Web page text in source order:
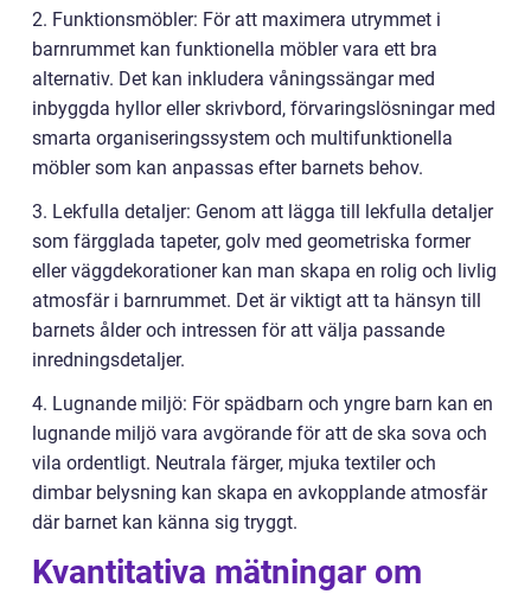
2. Funktionsmöbler: För att maximera utrymmet i
barnrummet kan funktionella möbler vara ett bra
alternativ. Det kan inkludera våningssängar med
inbyggda hyllor eller skrivbord, förvaringslösningar med
smarta organiseringssystem och multifunktionella
möbler som kan anpassas efter barnets behov.
3. Lekfulla detaljer: Genom att lägga till lekfulla detaljer
som färgglada tapeter, golv med geometriska former
eller väggdekorationer kan man skapa en rolig och livlig
atmosfär i barnrummet. Det är viktigt att ta hänsyn till
barnets ålder och intressen för att välja passande
inredningsdetaljer.
4. Lugnande miljö: För spädbarn och yngre barn kan en
lugnande miljö vara avgörande för att de ska sova och
vila ordentligt. Neutrala färger, mjuka textiler och
dimbar belysning kan skapa en avkopplande atmosfär
där barnet kan känna sig tryggt.
Kvantitativa mätningar om